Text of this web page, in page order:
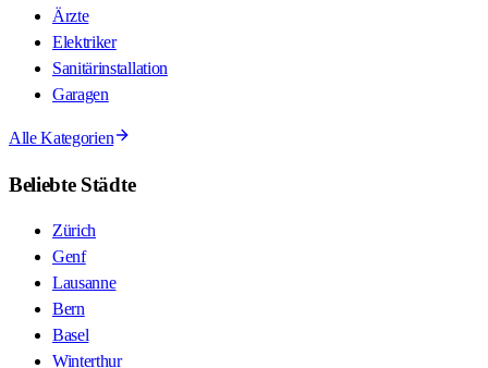
Ärzte
Elektriker
Sanitärinstallation
Garagen
Alle Kategorien
Beliebte Städte
Zürich
Genf
Lausanne
Bern
Basel
Winterthur